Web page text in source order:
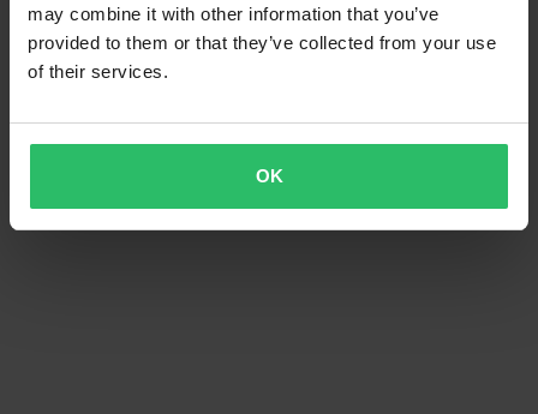
may combine it with other information that you’ve
provided to them or that they’ve collected from your use
of their services.
OK